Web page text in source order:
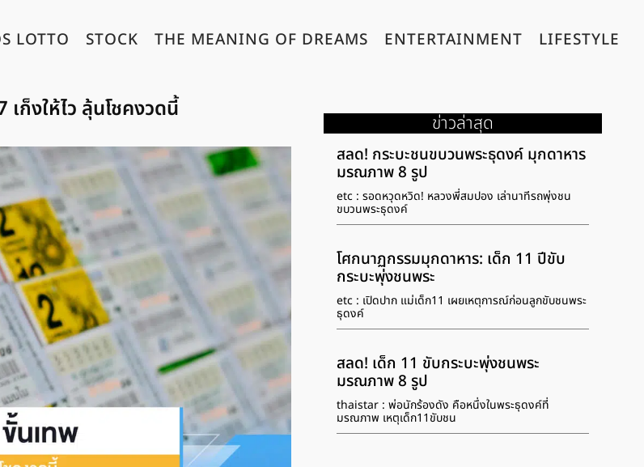
LOTTO STOCK THE MEANING OF DREAMS ENTERTAINMENT LIFESTYLE
ก็งให้ไว ลุ้นโชคงวดนี้ ข่าวล่าสุด
สลด! กระบะชนขบวนพระธุดงค์ มุกดาหาร
มรณภาพ 8 รูป
etc : รอดหวุดหวิด! หลวงพี่สมปอง เล่านาทีรถพุ่งชน
ขบวนพระธุดงค์
โศกนาฏกรรมมุกดาหาร: เด็ก 11 ปีขับ
กระบะพุ่งชนพระ
etc : เปิดปาก แม่เด็ก11 เผยเหตุการณ์ก่อนลูกขับชนพระ
ธุดงค์
สลด! เด็ก 11 ขับกระบะพุ่งชนพระ
มรณภาพ 8 รูป
thaistar : พ่อนักร้องดัง คือหนึ่งในพระธุดงค์ที่
มรณภาพ เหตุเด็ก11ขับชน